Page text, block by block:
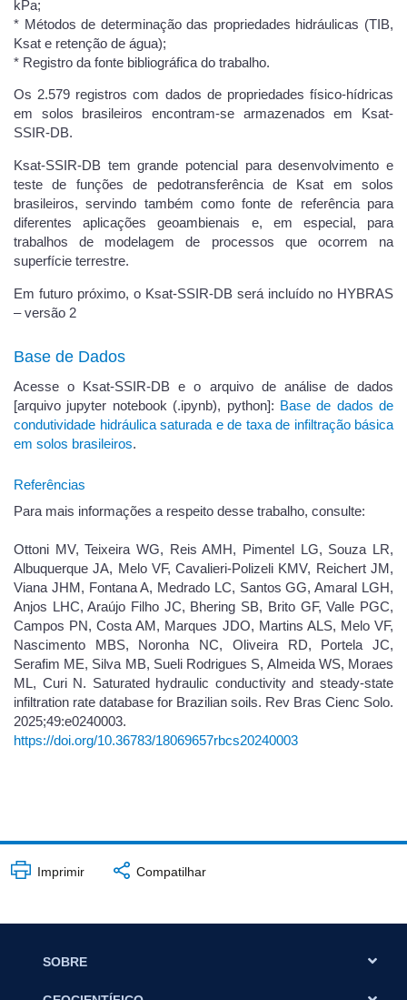
kPa;
* Métodos de determinação das propriedades hidráulicas (TIB,
Ksat e retenção de água);
* Registro da fonte bibliográfica do trabalho.
Os 2.579 registros com dados de propriedades físico-hídricas
em solos brasileiros encontram-se armazenados em Ksat-
SSIR-DB.
Ksat-SSIR-DB tem grande potencial para desenvolvimento e
teste de funções de pedotransferência de Ksat em solos
brasileiros, servindo também como fonte de referência para
diferentes aplicações geoambienais e, em especial, para
trabalhos de modelagem de processos que ocorrem na
superfície terrestre.
Em futuro próximo, o Ksat-SSIR-DB será incluído no HYBRAS
– versão 2
Base de Dados
Acesse o Ksat-SSIR-DB e o arquivo de análise de dados
[arquivo jupyter notebook (.ipynb), python]: Base de dados de
condutividade hidráulica saturada e de taxa de infiltração básica
em solos brasileiros.
Referências
Para mais informações a respeito desse trabalho, consulte:
Ottoni MV, Teixeira WG, Reis AMH, Pimentel LG, Souza LR,
Albuquerque JA, Melo VF, Cavalieri-Polizeli KMV, Reichert JM,
Viana JHM, Fontana A, Medrado LC, Santos GG, Amaral LGH,
Anjos LHC, Araújo Filho JC, Bhering SB, Brito GF, Valle PGC,
Campos PN, Costa AM, Marques JDO, Martins ALS, Melo VF,
Nascimento MBS, Noronha NC, Oliveira RD, Portela JC,
Serafim ME, Silva MB, Sueli Rodrigues S, Almeida WS, Moraes
ML, Curi N. Saturated hydraulic conductivity and steady-state
infiltration rate database for Brazilian soils. Rev Bras Cienc Solo.
2025;49:e0240003.
https://doi.org/10.36783/18069657rbcs20240003
Imprimir Compatilhar
SOBRE